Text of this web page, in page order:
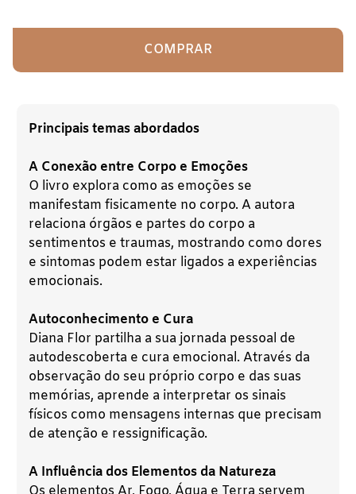
COMPRAR
Principais temas abordados
A Conexão entre Corpo e Emoções
O livro explora como as emoções se
manifestam fisicamente no corpo. A autora
relaciona órgãos e partes do corpo a
sentimentos e traumas, mostrando como dores
e sintomas podem estar ligados a experiências
emocionais.
Autoconhecimento e Cura
Diana Flor partilha a sua jornada pessoal de
autodescoberta e cura emocional. Através da
observação do seu próprio corpo e das suas
memórias, aprende a interpretar os sinais
físicos como mensagens internas que precisam
de atenção e ressignificação.
A Influência dos Elementos da Natureza